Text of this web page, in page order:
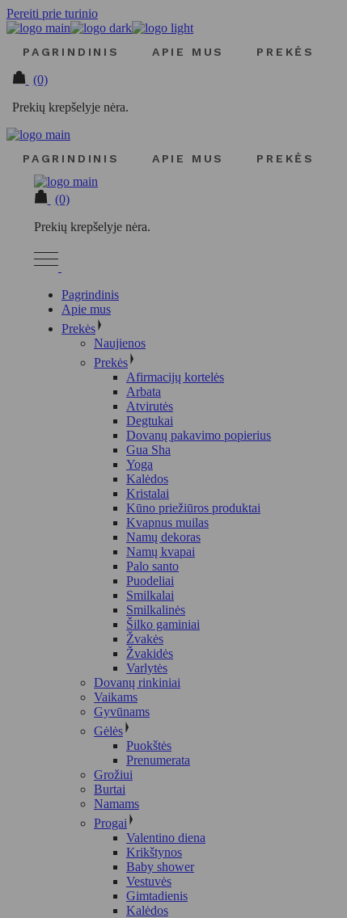
Pereiti prie turinio
PAGRINDINIS APIE MUS PREKĖS
(0)
Prekių krepšelyje nėra.
PAGRINDINIS APIE MUS PREKĖS
(0)
Prekių krepšelyje nėra.
Pagrindinis
Apie mus
Prekės
Naujienos
Prekės
Afirmacijų kortelės
Arbata
Atvirutės
Degtukai
Dovanų pakavimo popierius
Gua Sha
Yoga
Kalėdos
Kristalai
Kūno priežiūros produktai
Kvapnus muilas
Namų dekoras
Namų kvapai
Palo santo
Puodeliai
Smilkalai
Smilkalinės
Šilko gaminiai
Žvakės
Žvakidės
Varlytės
Dovanų rinkiniai
Vaikams
Gyvūnams
Gėlės
Puokštės
Prenumerata
Grožiui
Burtai
Namams
Progai
Valentino diena
Krikštynos
Baby shower
Vestuvės
Gimtadienis
Kalėdos